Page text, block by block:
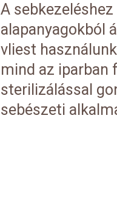
A
alapanyagokból
vliest
mind az iparban
sterilizálással
sebészeti